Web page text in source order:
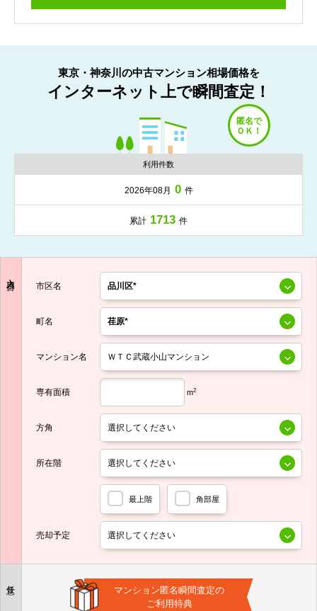
東京・神奈川の中古マンション相場価格を
インターネット上で瞬間査定！
利用件数
2026年08月 0 件
累計 1713 件
市区名
町名
マンション名
専有面積 m2
方角
所在階
最上階 角部屋
売却予定
マンション匿名瞬間査定の
ご利用特典